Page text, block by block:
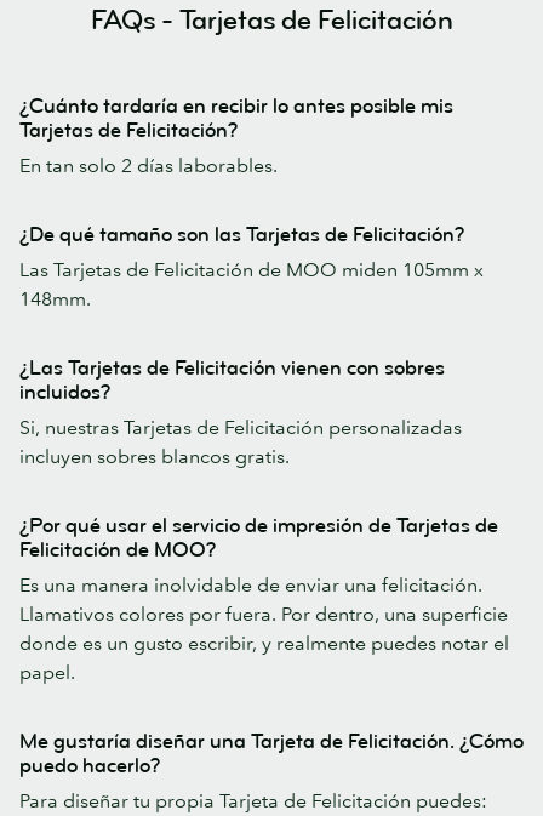
FAQs - Tarjetas de Felicitación
¿Cuánto tardaría en recibir lo antes posible mis
Tarjetas de Felicitación?
En tan solo 2 días laborables.
¿De qué tamaño son las Tarjetas de Felicitación?
Las Tarjetas de Felicitación de MOO miden 105mm x
148mm.
¿Las Tarjetas de Felicitación vienen con sobres
incluidos?
Si, nuestras Tarjetas de Felicitación personalizadas
incluyen sobres blancos gratis.
¿Por qué usar el servicio de impresión de Tarjetas de
Felicitación de MOO?
Es una manera inolvidable de enviar una felicitación.
Llamativos colores por fuera. Por dentro, una superficie
donde es un gusto escribir, y realmente puedes notar el
papel.
Me gustaría diseñar una Tarjeta de Felicitación. ¿Cómo
puedo hacerlo?
Para diseñar tu propia Tarjeta de Felicitación puedes: